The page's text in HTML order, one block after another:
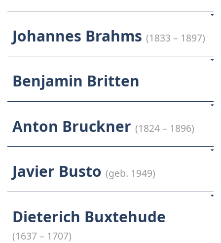
Johannes Brahms (1833 – 1897)
Benjamin Britten
Anton Bruckner (1824 – 1896)
Javier Busto (geb. 1949)
Dieterich Buxtehude
(1637 – 1707)